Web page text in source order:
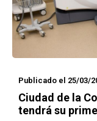
Publicado el 25/03/
Ciudad de la
tendrá su